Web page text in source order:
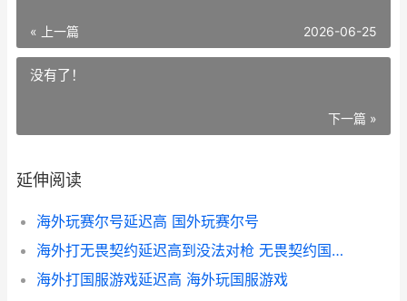
« 上一篇 2026-06-25
没有了！
下一篇 »
延伸阅读
海外玩赛尔号延迟高 国外玩赛尔号
海外打无畏契约延迟高到没法对枪 无畏契约国内可以玩吗
海外打国服游戏延迟高 海外玩国服游戏